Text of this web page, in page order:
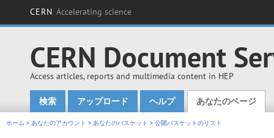
CERN Accelerating science
CERN Document
Access articles, reports and multimedia content in HEP
Main menu
検索 アップロード ヘルプ あなたのページ
ホーム > あなたのアカウント > あなたのバスケット > 公開バスケットのリスト